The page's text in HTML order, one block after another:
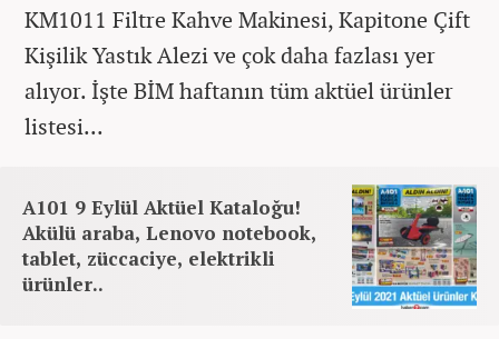
KM1011 Filtre Kahve Makinesi, Kapitone Çift
Kişilik Yastık Alezi ve çok daha fazlası yer
alıyor. İşte BİM haftanın tüm aktüel ürünler
listesi...
A101 9 Eylül Aktüel Kataloğu!
Akülü araba, Lenovo notebook,
tablet, züccaciye, elektrikli
ürünler..